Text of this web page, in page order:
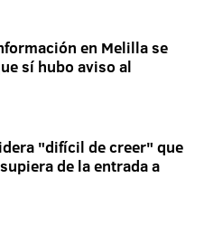
en Melilla se
sí hubo aviso al
"difícil de creer" que
de la entrada a